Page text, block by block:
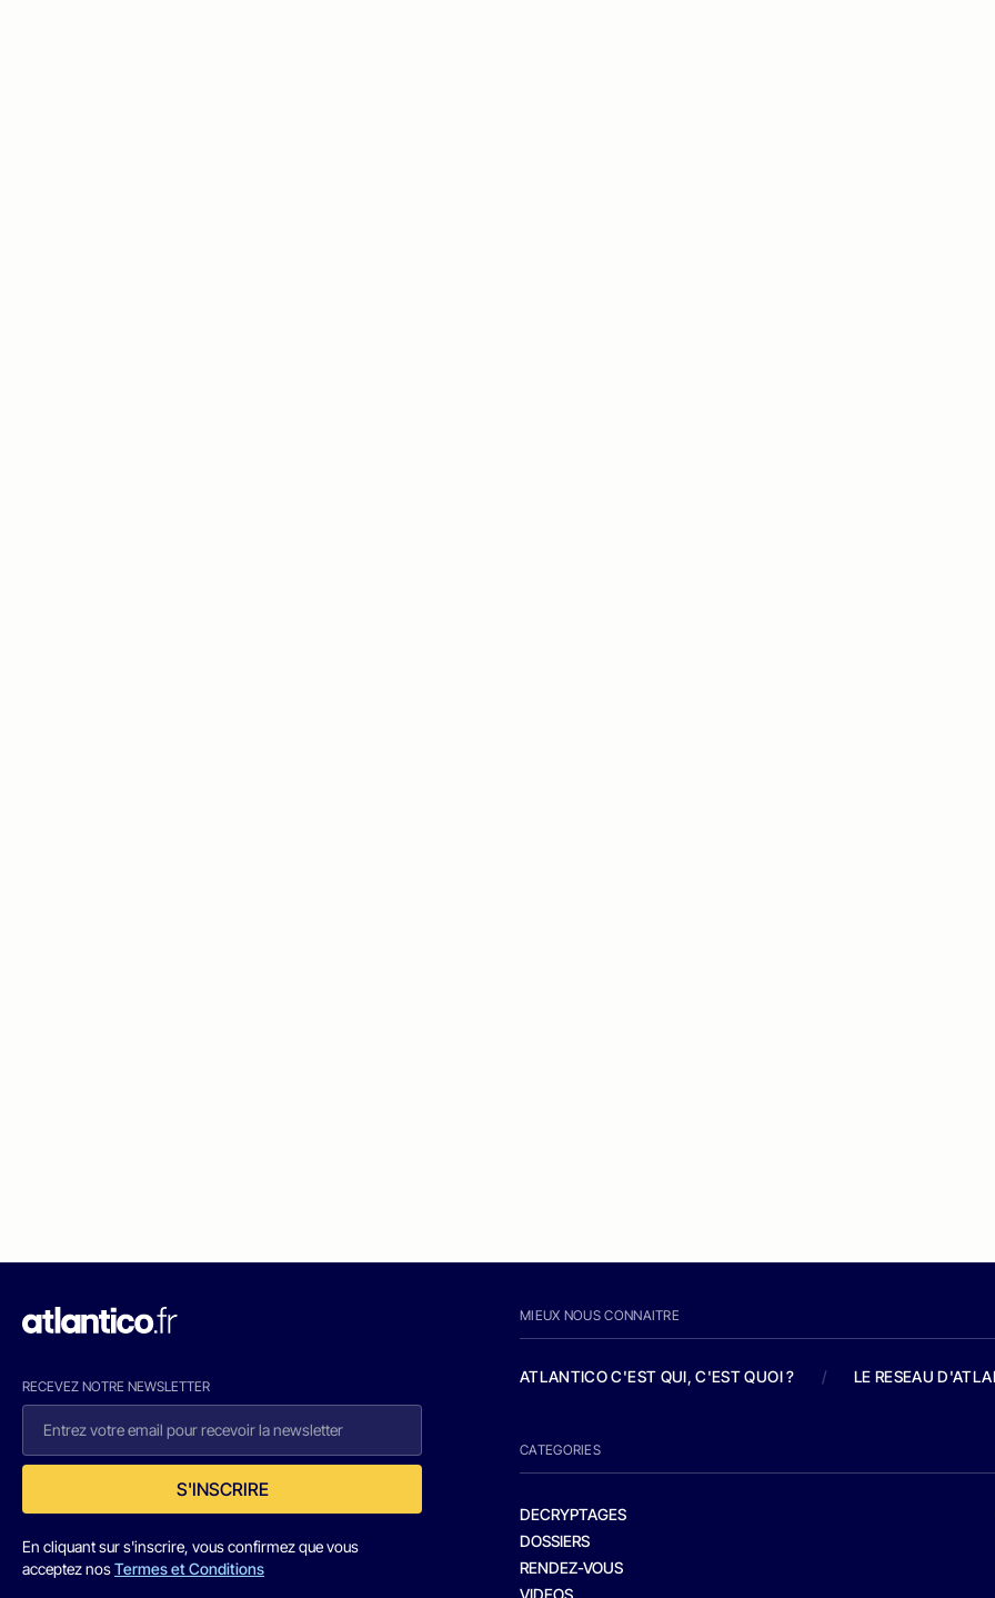
RECEVEZ NOTRE NEWSLETTER
S'INSCRIRE
En cliquant sur s'inscrire, vous confirmez que vous
acceptez nosTermes et Conditions
MIEUX NOUS CONNAITRE
ATLANTICO C'EST QUI, C'EST QUOI ? / LE RESEAU
CATEGORIES
DECRYPTAGES
DOSSIERS
RENDEZ-VOUS
VIDEOS